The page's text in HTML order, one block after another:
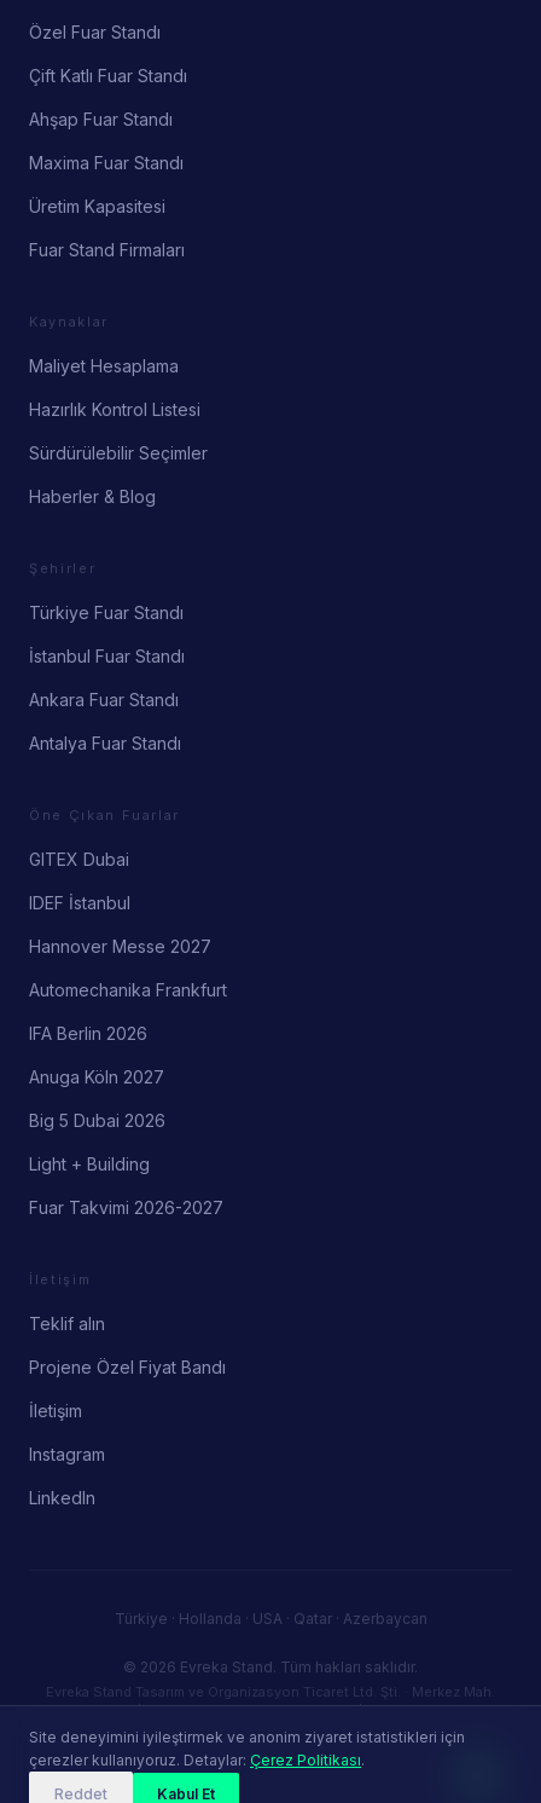
Site deneyimini iyileştirmek ve anonim ziyaret istatistikleri için
çerezler kullanıyoruz. Detaylar: Çerez Politikası.
Reddet
Kabul Et
Özel Fuar Standı
Çift Katlı Fuar Standı
Ahşap Fuar Standı
Maxima Fuar Standı
Üretim Kapasitesi
Fuar Stand Firmaları
Kaynaklar
Maliyet Hesaplama
Hazırlık Kontrol Listesi
Sürdürülebilir Seçimler
Haberler & Blog
Şehirler
Türkiye Fuar Standı
İstanbul Fuar Standı
Ankara Fuar Standı
Antalya Fuar Standı
Öne Çıkan Fuarlar
GITEX Dubai
IDEF İstanbul
Hannover Messe 2027
Automechanika Frankfurt
IFA Berlin 2026
Anuga Köln 2027
Big 5 Dubai 2026
Light + Building
Fuar Takvimi 2026-2027
İletişim
Teklif alın
Projene Özel Fiyat Bandı
İletişim
Instagram
LinkedIn
Türkiye · Hollanda · USA · Qatar · Azerbaycan
© 2026 Evreka Stand. Tüm hakları saklıdır.
Evreka Stand Tasarım ve Organizasyon Ticaret Ltd. Şti. · Merkez Mah.
Firuze Sk. No:5 İç Kapı No:72, 34406 Kağıthane / İstanbul · Mecidiyeköy
V.D. — VKN: 3830946387 · info@evrekastand.com
Gizlilik Politikası Kullanım Koşulları